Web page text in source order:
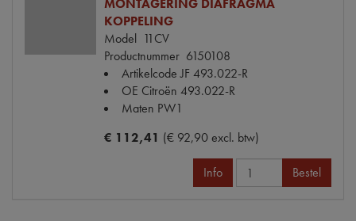
MONTAGERING DIAFRAGMA
KOPPELING
Model 11CV
Productnummer 6150108
Artikelcode JF493.022-R
OE Citroën 493.022-R
Maten PW1
€ 112,41 (€ 92,90 excl. btw)
Info Bestel